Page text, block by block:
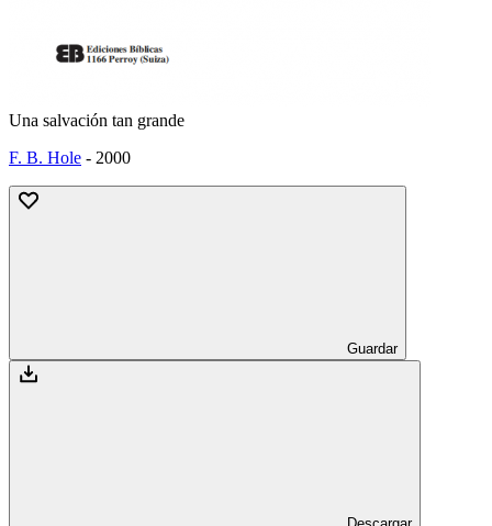
Una salvación tan grande
F. B. Hole - 2000
Guardar